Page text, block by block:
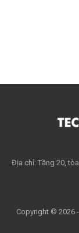
Địa chỉ: Tầng 20,
Copyright © 2026